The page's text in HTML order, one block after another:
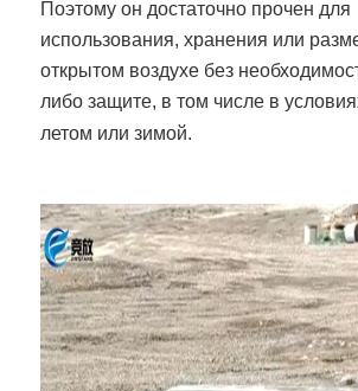
Поэтому он достаточно прочен для
использования, хранения или
открытом воздухе без
либо защите, в том числе в
летом или зимой.